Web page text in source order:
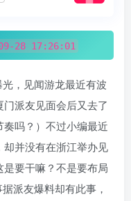
28 17:26:01
，见闻游龙最近有波
派友见面会后又去了
吗？）不过小编最近
并没有在浙江举办见
要干嘛？不是要布局
派友爆料却有此事，